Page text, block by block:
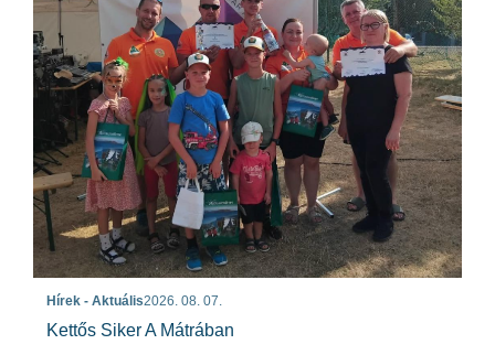
Hírek - Aktuális2026. 08. 07.
Kettős Siker A Mátrában